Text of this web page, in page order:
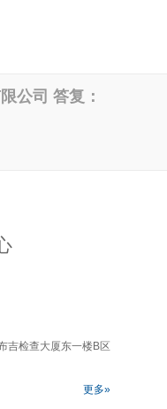
公司 答复：
吉检查大厦东一楼B区
更多»